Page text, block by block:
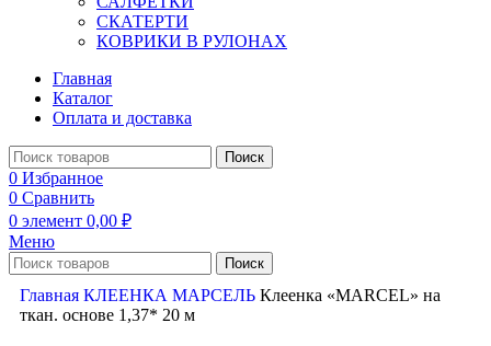
СКАТЕРТИ
КОВРИКИ В РУЛОНАХ
Главная
Каталог
Оплата и доставка
Поиск
0 Избранное
0 Сравнить
0 элемент 0,00 ₽
Меню
Поиск
Главная КЛЕЕНКА МАРСЕЛЬ Клеенка «MARCEL» на
ткан. основе 1,37* 20 м